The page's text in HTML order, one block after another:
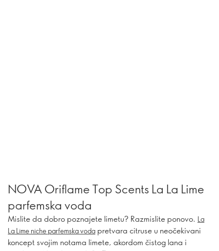
NOVA Oriflame Top Scents La La Lime
parfemska voda
Mislite da dobro poznajete limetu? Razmislite ponovo. La
La Lime niche parfemska voda pretvara citruse u neočekivani
koncept svojim notama limete, akordom čistog lana i